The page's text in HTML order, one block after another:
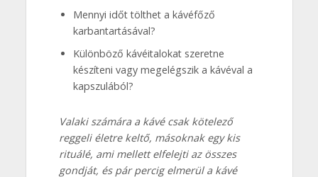
Mennyi időt tölthet a kávéfőző
karbantartásával?
Különböző kávéitalokat szeretne
készíteni vagy megelégszik a kávéval a
kapszulából?
Valaki számára a kávé csak kötelező
reggeli életre keltő, másoknak egy kis
rituálé, ami mellett elfelejti az összes
gondját, és pár percig elmerül a kávé